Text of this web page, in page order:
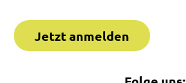
Jetzt anmelden